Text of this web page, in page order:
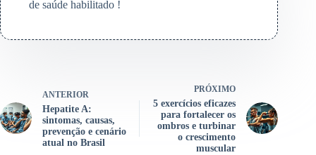
de saúde habilitado !
ANTERIOR
Hepatite A:
sintomas, causas,
prevenção e cenário
atual no Brasil
PRÓXIMO
5 exercícios eficazes
para fortalecer os
ombros e turbinar
o crescimento
muscular